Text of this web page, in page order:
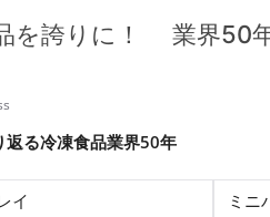
ニュー人気1位はチャーハン
イフーズ調べ
を誇りに！ 業界50
返る冷凍食品業界50年
イ ミニ